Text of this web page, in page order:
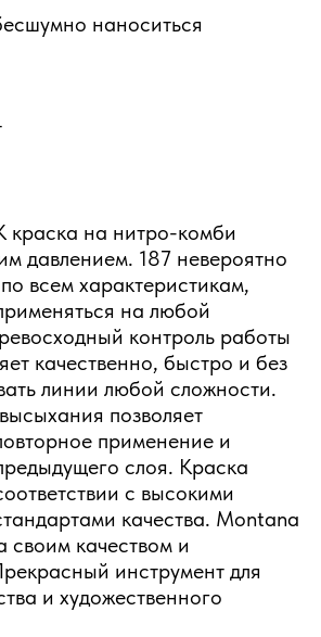
наноситься
краска на нитро-комби
давлением. 187 невероятно
всем характеристикам,
на любой
контроль работы
качественно, быстро и без
линии любой сложности.
позволяет
применение и
слоя. Краска
с высокими
качества. Montana
своим качеством и
инструмент для
и художественного